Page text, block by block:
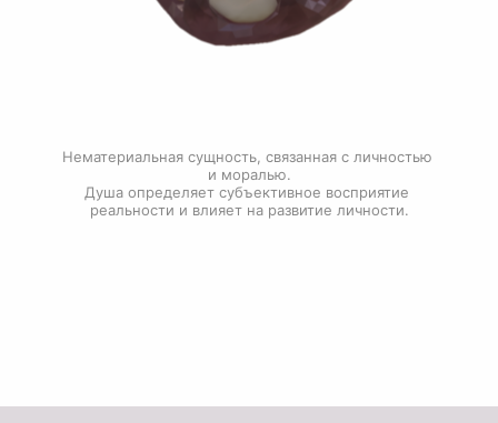
Нематериальная сущность, связанная с личностью
и моралью.
Душа определяет субъективное восприятие
реальности и влияет на развитие личности.